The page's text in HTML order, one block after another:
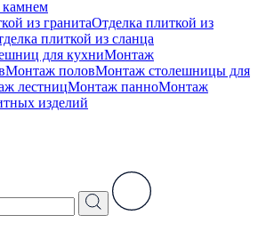
камнем
из гранитаОтделка плиткой из
плиткой из сланца
для кухниМонтаж
Монтаж половМонтаж столешницы для
лестницМонтаж панноМонтаж
изделий